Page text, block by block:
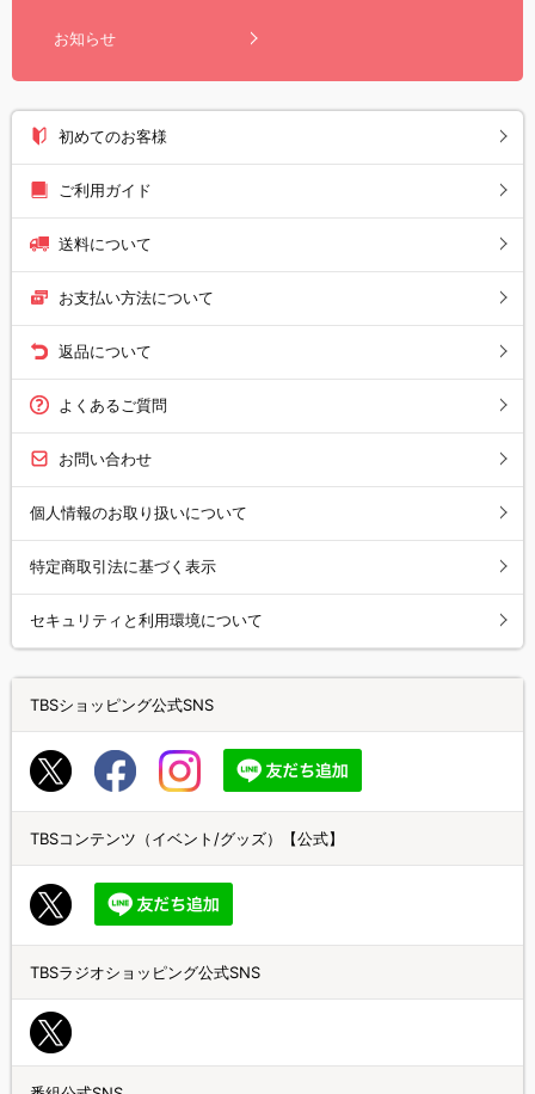
お知らせ
初めてのお客様
ご利用ガイド
送料について
お支払い方法について
返品について
よくあるご質問
お問い合わせ
個人情報のお取り扱いについて
特定商取引法に基づく表示
セキュリティと利用環境について
TBSショッピング公式SNS
TBSコンテンツ（イベント/グッズ）【公式】
TBSラジオショッピング公式SNS